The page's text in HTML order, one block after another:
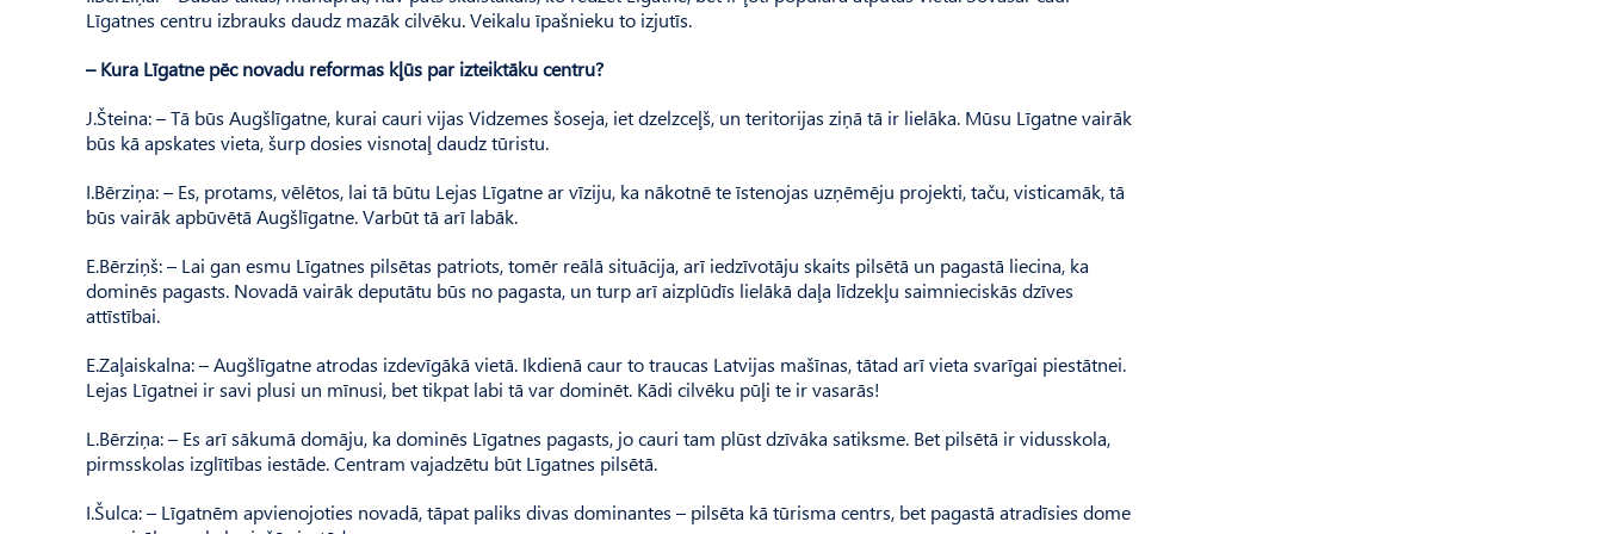
Līgatnes centru izbrauks daudz mazāk cilvēku. Veikalu īpašnieku to izjutīs.
– Kura Līgatne pēc novadu reformas kļūs par izteiktāku centru?
J.Šteina: – Tā būs Augšlīgatne, kurai cauri vijas Vidzemes šoseja, iet dzelzceļš, un teritorijas ziņā tā ir lielāka. Mūsu Līgatne vairāk
būs kā apskates vieta, šurp dosies visnotaļ daudz tūristu.
I.Bērziņa: – Es, protams, vēlētos, lai tā būtu Lejas Līgatne ar vīziju, ka nākotnē te īstenojas uzņēmēju projekti, taču, visticamāk, tā
būs vairāk apbūvētā Augšlīgatne. Varbūt tā arī labāk.
E.Bērziņš: – Lai gan esmu Līgatnes pilsētas patriots, tomēr reālā situācija, arī iedzīvotāju skaits pilsētā un pagastā liecina, ka
dominēs pagasts. Novadā vairāk deputātu būs no pagasta, un turp arī aizplūdīs lielākā daļa līdzekļu saimnieciskās dzīves
attīstībai.
E.Zaļaiskalna: – Augšlīgatne atrodas izdevīgākā vietā. Ikdienā caur to traucas Latvijas mašīnas, tātad arī vieta svarīgai piestātnei.
Lejas Līgatnei ir savi plusi un mīnusi, bet tikpat labi tā var dominēt. Kādi cilvēku pūļi te ir vasarās!
L.Bērziņa: – Es arī sākumā domāju, ka dominēs Līgatnes pagasts, jo cauri tam plūst dzīvāka satiksme. Bet pilsētā ir vidusskola,
pirmsskolas izglītības iestāde. Centram vajadzētu būt Līgatnes pilsētā.
I.Šulca: – Līgatnēm apvienojoties novadā, tāpat paliks divas dominantes – pilsēta kā tūrisma centrs, bet pagastā atradīsies dome